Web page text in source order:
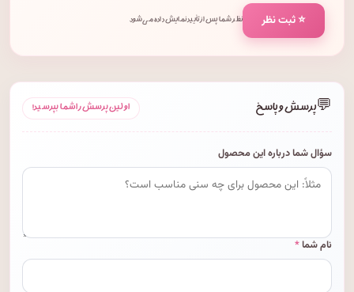
⭐ ثبت نظر نظر شما پس از تأیید نمایش داده می‌شود.
💬پرسش و پاسخ اولین پرسش را شما بپرسید!
سؤال شما درباره این محصول
نام شما*